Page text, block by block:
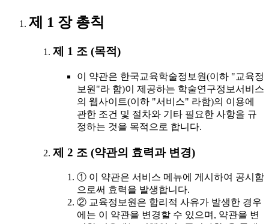
제 1 장 총칙
제 1 조 (목적)
이 약관은 한국교육학술정보원(이하 "교육정
보원"라 함)이 제공하는 학술연구정보서비스
의 웹사이트(이하 "서비스" 라함)의 이용에
관한 조건 및 절차와 기타 필요한 사항을 규
정하는 것을 목적으로 합니다.
제 2 조 (약관의 효력과 변경)
① 이 약관은 서비스 메뉴에 게시하여 공시함
으로써 효력을 발생합니다.
② 교육정보원은 합리적 사유가 발생한 경우
에는 이 약관을 변경할 수 있으며, 약관을 변